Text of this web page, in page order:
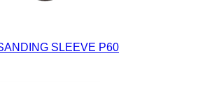
SLEEVE P60